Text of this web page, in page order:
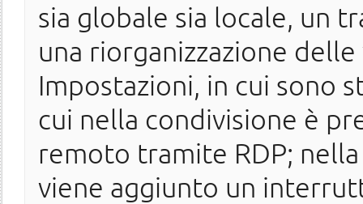
sia globale sia locale, un
una riorganizzazione
Impostazioni, in cui sono
cui nella condivisione è
remoto tramite RDP;
viene aggiunto un